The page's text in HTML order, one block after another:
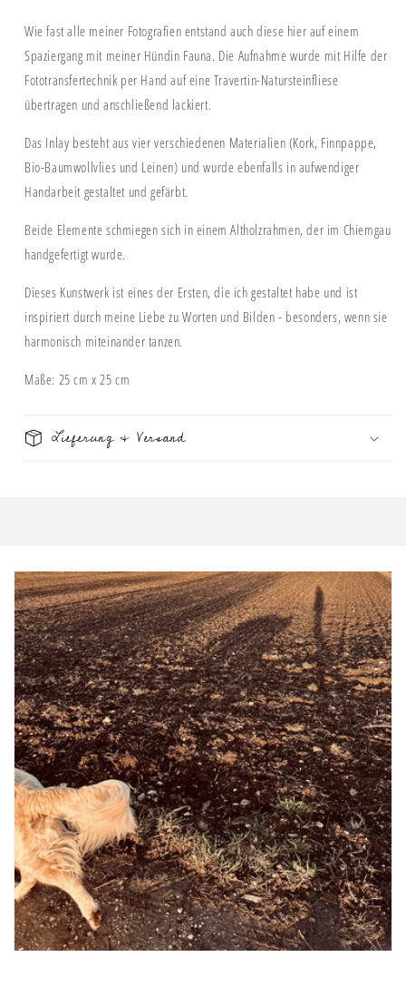
Wie fast alle meiner Fotografien entstand auch diese hier auf einem
Spaziergang mit meiner Hündin Fauna. Die Aufnahme wurde mit Hilfe der
Fototransfertechnik per Hand auf eine Travertin-Natursteinfliese
übertragen und anschließend lackiert.
Das Inlay besteht aus vier verschiedenen Materialien (Kork, Finnpappe,
Bio-Baumwollvlies und Leinen) und wurde ebenfalls in aufwendiger
Handarbeit gestaltet und gefärbt.
Beide Elemente schmiegen sich in einem Altholzrahmen, der im Chiemgau
handgefertigt wurde.
Dieses Kunstwerk ist eines der Ersten, die ich gestaltet habe und ist
inspiriert durch meine Liebe zu Worten und Bilden - besonders, wenn sie
harmonisch miteinander tanzen.
Maße: 25 cm x 25 cm
Lieferung & Versand